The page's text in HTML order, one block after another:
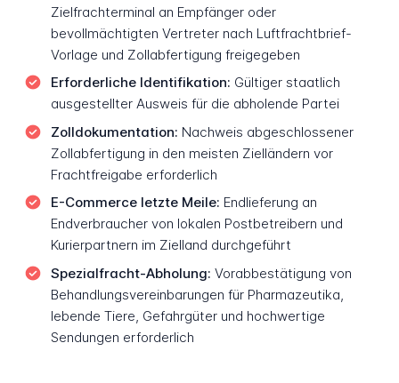
Zielfrachterminal an Empfänger oder
bevollmächtigten Vertreter nach Luftfrachtbrief-
Vorlage und Zollabfertigung freigegeben
Erforderliche Identifikation: Gültiger staatlich
ausgestellter Ausweis für die abholende Partei
Zolldokumentation: Nachweis abgeschlossener
Zollabfertigung in den meisten Zielländern vor
Frachtfreigabe erforderlich
E-Commerce letzte Meile: Endlieferung an
Endverbraucher von lokalen Postbetreibern und
Kurierpartnern im Zielland durchgeführt
Spezialfracht-Abholung: Vorabbestätigung von
Behandlungsvereinbarungen für Pharmazeutika,
lebende Tiere, Gefahrgüter und hochwertige
Sendungen erforderlich